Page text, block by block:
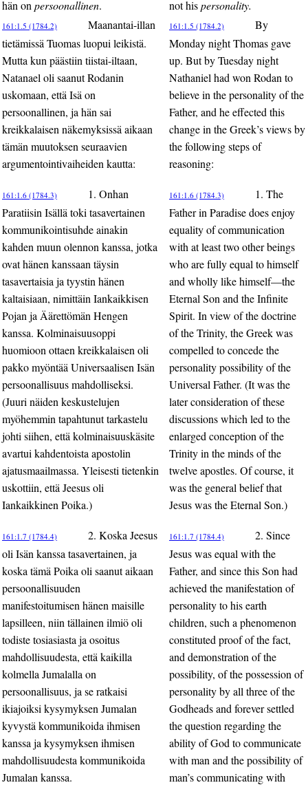
hän on persoonallinen. not hispersonality.
161:1.5 (1784.2)
Maanantai-illan
tietämissä Tuomas luopui leikistä.
Mutta kun päästiin tiistai-iltaan,
Natanael oli saanut Rodanin
uskomaan, että Isä on
persoonallinen, ja hän sai
kreikkalaisen näkemyksissä aikaan
tämän muutoksen seuraavien
argumentointivaiheiden kautta:
161:1.5 (1784.2)
By
Monday night Thomas gave
up. But by Tuesday night
Nathaniel had won Rodan to
believe in the personality of the
Father, and he effected this
change in the Greek’s views by
the following steps of
reasoning:
161:1.6 (1784.3)
1. Onhan
Paratiisin Isällä toki tasavertainen
kommunikointisuhde ainakin
kahden muun olennon kanssa, jotka
ovat hänen kanssaan täysin
tasavertaisia ja tyystin hänen
kaltaisiaan, nimittäin Iankaikkisen
Pojan ja Äärettömän Hengen
kanssa. Kolminaisuusoppi
huomioon ottaen kreikkalaisen oli
pakko myöntää Universaalisen Isän
persoonallisuus mahdolliseksi.
(Juuri näiden keskustelujen
myöhemmin tapahtunut tarkastelu
johti siihen, että kolminaisuuskäsite
avartui kahdentoista apostolin
ajatusmaailmassa. Yleisesti tietenkin
uskottiin, että Jeesus oli
Iankaikkinen Poika.)
161:1.6 (1784.3)
1. The
Father in Paradise does enjoy
equality of communication
with at least two other beings
who are fully equal to himself
and wholly like himself—the
Eternal Son and the Infinite
Spirit. In view of the doctrine
of the Trinity, the Greek was
compelled to concede the
personality possibility of the
Universal Father. (It was the
later consideration of these
discussions which led to the
enlarged conception of the
Trinity in the minds of the
twelve apostles. Of course, it
was the general belief that
Jesus was the Eternal Son.)
161:1.7 (1784.4)
2. Koska Jeesus
oli Isän kanssa tasavertainen, ja
koska tämä Poika oli saanut aikaan
persoonallisuuden
manifestoitumisen hänen maisille
lapsilleen, niin tällainen ilmiö oli
todiste tosiasiasta ja osoitus
mahdollisuudesta, että kaikilla
kolmella Jumalalla on
persoonallisuus, ja se ratkaisi
ikiajoiksi kysymyksen Jumalan
kyvystä kommunikoida ihmisen
kanssa ja kysymyksen ihmisen
mahdollisuudesta kommunikoida
Jumalan kanssa.
161:1.7 (1784.4)
2. Since
Jesus was equal with the
Father, and since this Son had
achieved the manifestation of
personality to his earth
children, such a phenomenon
constituted proof of the fact,
and demonstration of the
possibility, of the possession of
personality by all three of the
Godheads and forever settled
the question regarding the
ability of God to communicate
with man and the possibility of
man’s communicating with